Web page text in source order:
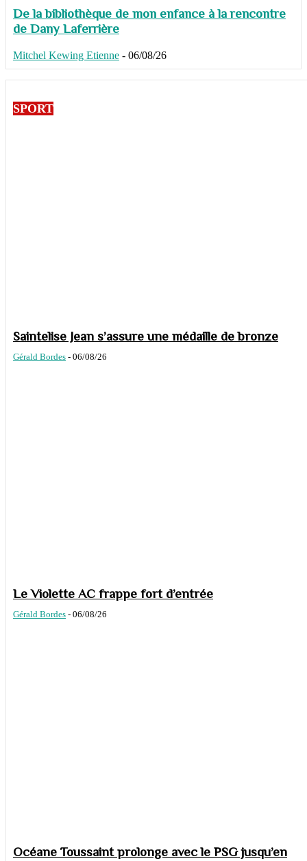
De la bibliothèque de mon enfance à la rencontre
de Dany Laferrière
Mitchel Kewing Etienne - 06/08/26
SPORT
Saintelise Jean s’assure une médaille de bronze
Gérald Bordes - 06/08/26
Le Violette AC frappe fort d’entrée
Gérald Bordes - 06/08/26
Océane Toussaint prolonge avec le PSG jusqu’en